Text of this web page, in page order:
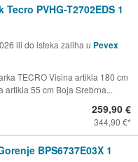
PVHG-T2702EDS 1
ili do isteka zaliha u Pevex
TECRO Visina artikla 180 cm
artikla 55 cm Boja Srebrna...
259,90 €
344,90 €
BPS6737E03X 1